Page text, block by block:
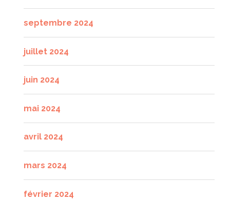
septembre 2024
juillet 2024
juin 2024
mai 2024
avril 2024
mars 2024
février 2024